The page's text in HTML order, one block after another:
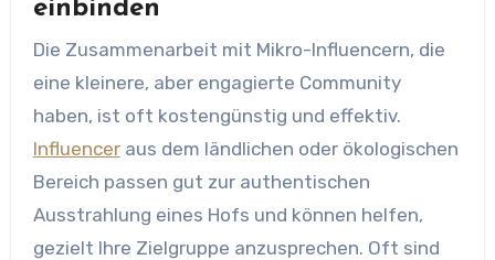
einbinden
Die Zusammenarbeit mit Mikro-Influencern, die
eine kleinere, aber engagierte Community
haben, ist oft kostengünstig und effektiv.
Influenceraus dem ländlichen oder ökologischen
Bereich passen gut zur authentischen
Ausstrahlung eines Hofs und können helfen,
gezielt Ihre Zielgruppe anzusprechen. Oft sind